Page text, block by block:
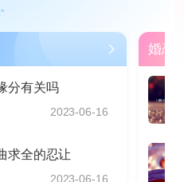
分有关吗
2023-06-16
求全的忍让
2023-06-16
婚恋